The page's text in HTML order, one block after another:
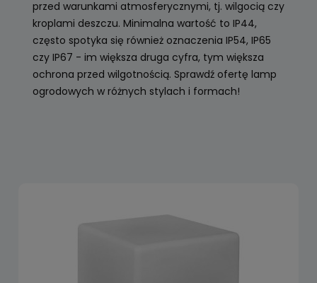
przed warunkami atmosferycznymi, tj. wilgocią czy
kroplami deszczu. Minimalna wartość to IP44,
często spotyka się również oznaczenia IP54, IP65
czy IP67 - im większa druga cyfra, tym większa
ochrona przed wilgotnością. Sprawdź ofertę lamp
ogrodowych w różnych stylach i formach!